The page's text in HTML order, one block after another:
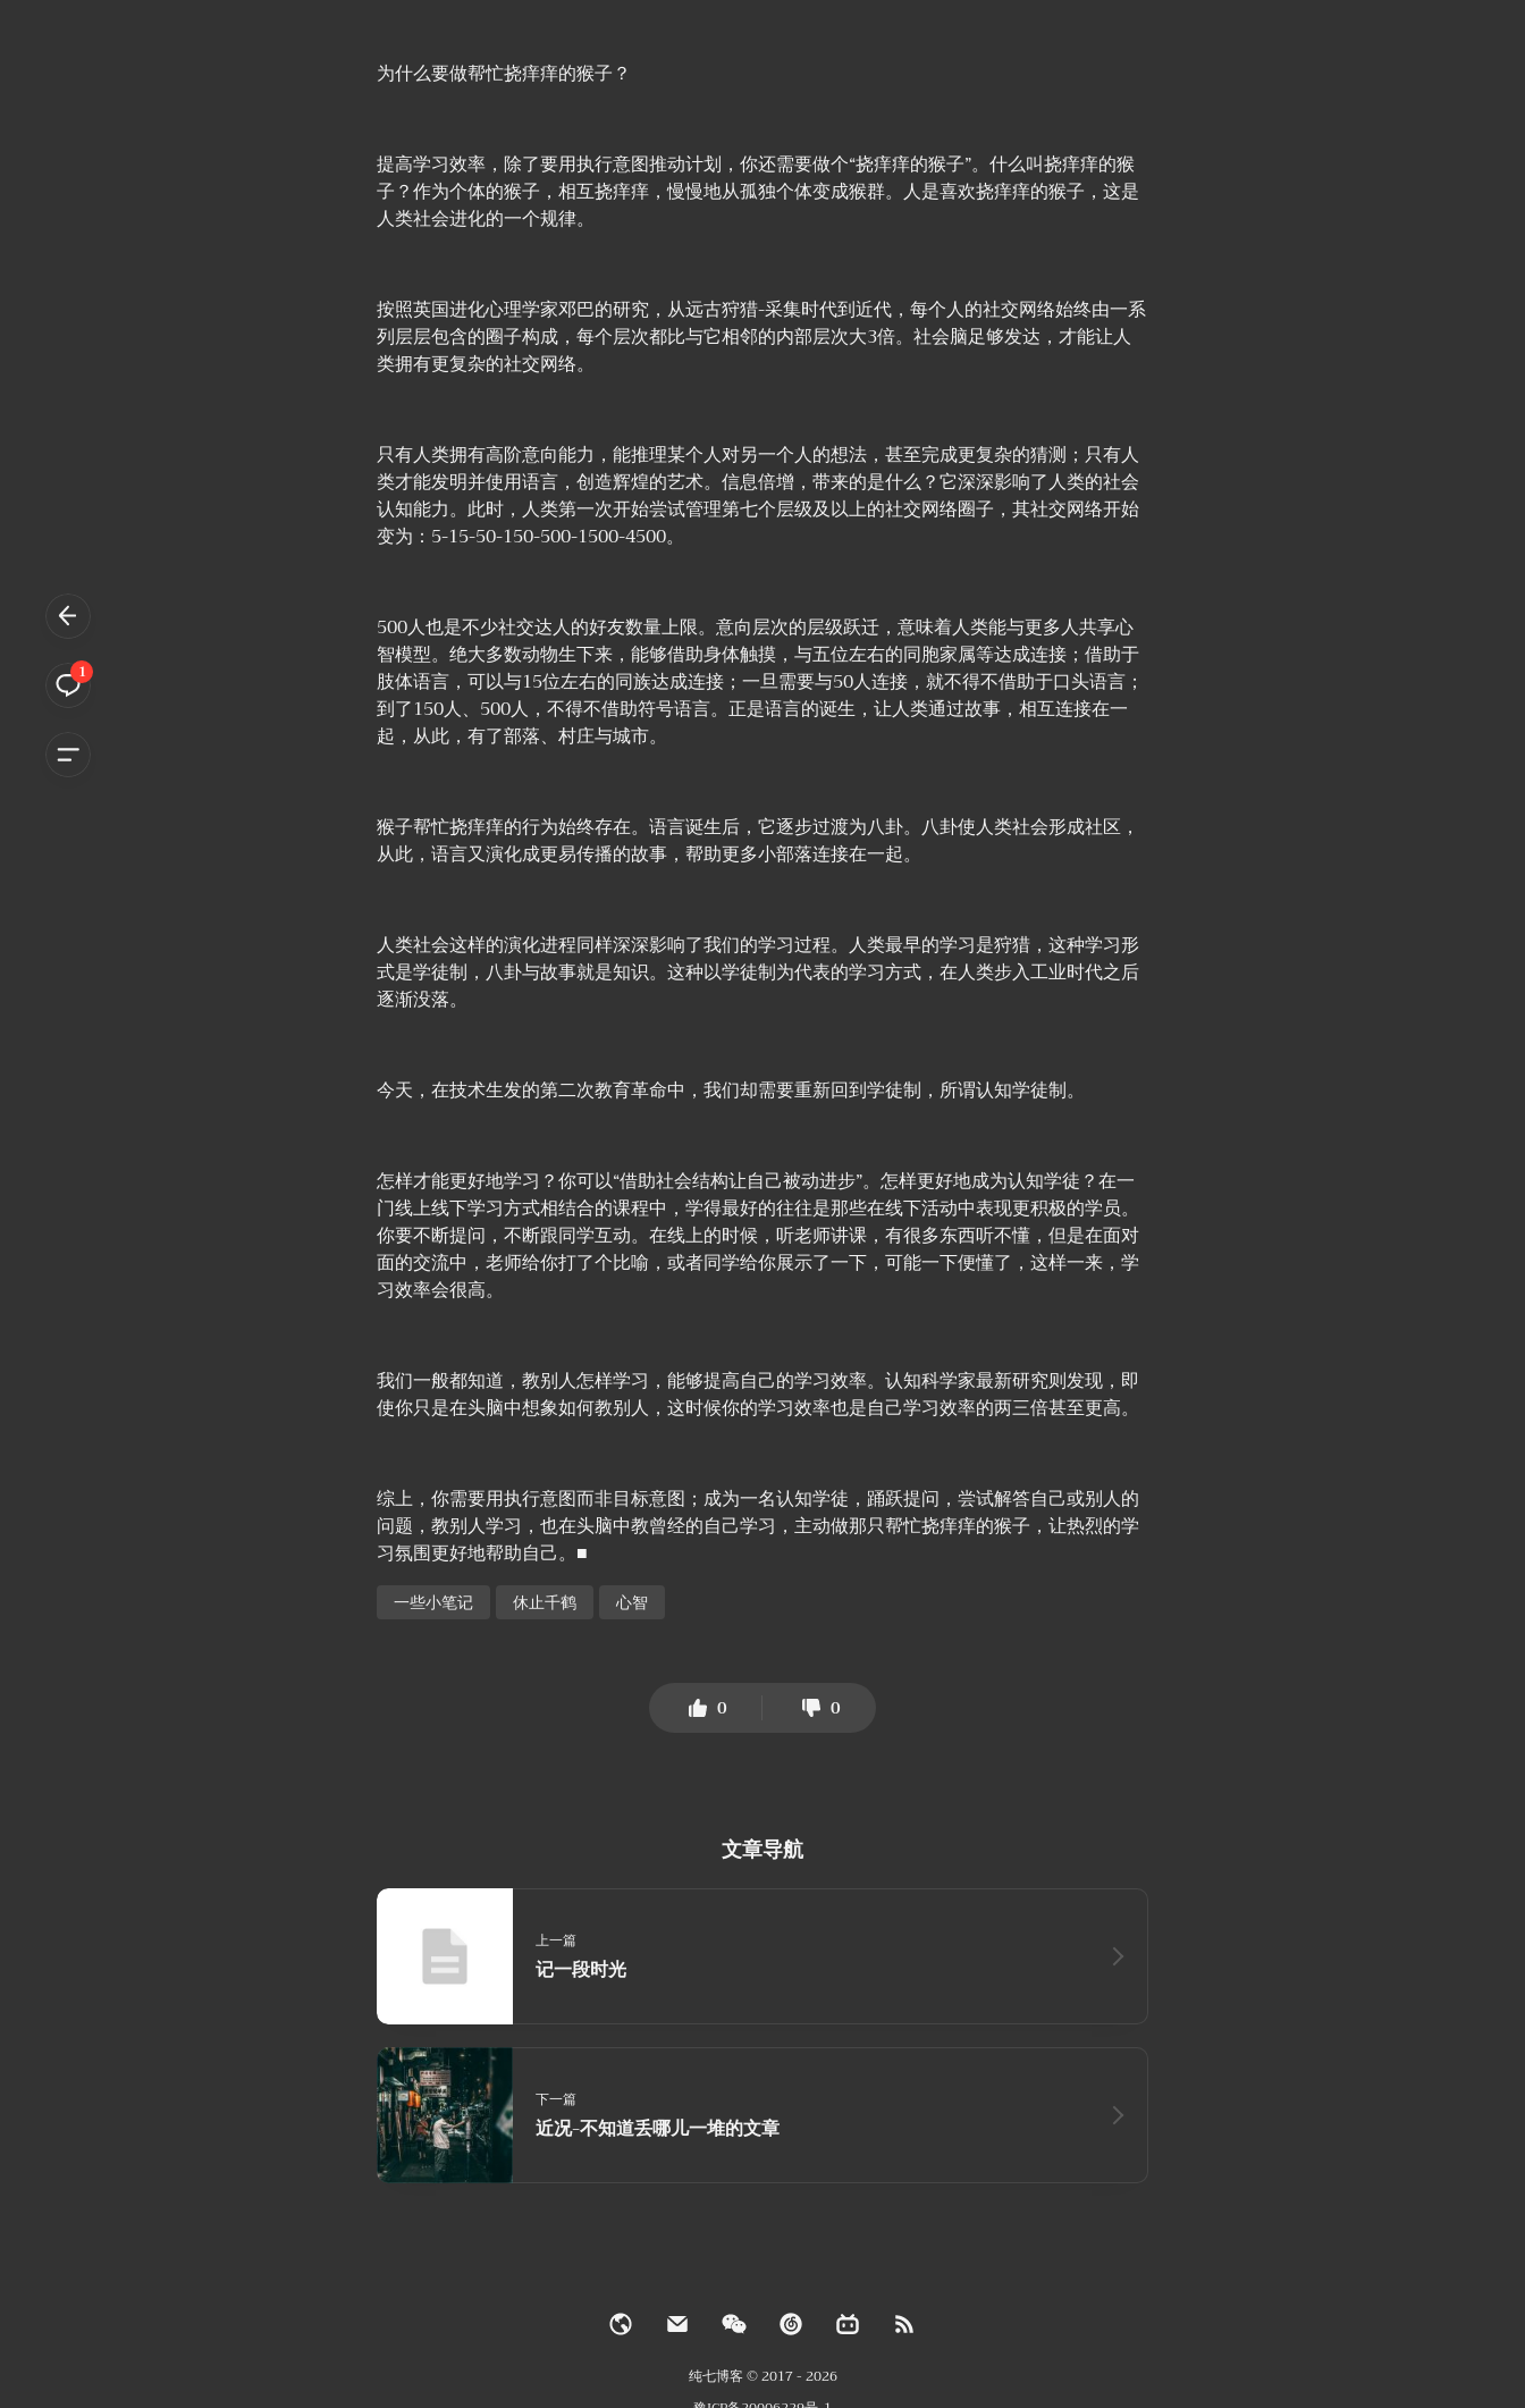
为什么要做帮忙挠痒痒的猴子？
提高学习效率，除了要用执行意图推动计划，你还需要做个“挠痒痒的猴子”。什么叫挠痒痒的猴
子？作为个体的猴子，相互挠痒痒，慢慢地从孤独个体变成猴群。人是喜欢挠痒痒的猴子，这是
人类社会进化的一个规律。
按照英国进化心理学家邓巴的研究，从远古狩猎-采集时代到近代，每个人的社交网络始终由一系
列层层包含的圈子构成，每个层次都比与它相邻的内部层次大3倍。社会脑足够发达，才能让人
类拥有更复杂的社交网络。
只有人类拥有高阶意向能力，能推理某个人对另一个人的想法，甚至完成更复杂的猜测；只有人
类才能发明并使用语言，创造辉煌的艺术。信息倍增，带来的是什么？它深深影响了人类的社会
认知能力。此时，人类第一次开始尝试管理第七个层级及以上的社交网络圈子，其社交网络开始
变为：5-15-50-150-500-1500-4500。
500人也是不少社交达人的好友数量上限。意向层次的层级跃迁，意味着人类能与更多人共享心
智模型。绝大多数动物生下来，能够借助身体触摸，与五位左右的同胞家属等达成连接；借助于
肢体语言，可以与15位左右的同族达成连接；一旦需要与50人连接，就不得不借助于口头语言；
到了150人、500人，不得不借助符号语言。正是语言的诞生，让人类通过故事，相互连接在一
起，从此，有了部落、村庄与城市。
猴子帮忙挠痒痒的行为始终存在。语言诞生后，它逐步过渡为八卦。八卦使人类社会形成社区，
从此，语言又演化成更易传播的故事，帮助更多小部落连接在一起。
人类社会这样的演化进程同样深深影响了我们的学习过程。人类最早的学习是狩猎，这种学习形
式是学徒制，八卦与故事就是知识。这种以学徒制为代表的学习方式，在人类步入工业时代之后
逐渐没落。
今天，在技术生发的第二次教育革命中，我们却需要重新回到学徒制，所谓认知学徒制。
怎样才能更好地学习？你可以“借助社会结构让自己被动进步”。怎样更好地成为认知学徒？在一
门线上线下学习方式相结合的课程中，学得最好的往往是那些在线下活动中表现更积极的学员。
你要不断提问，不断跟同学互动。在线上的时候，听老师讲课，有很多东西听不懂，但是在面对
面的交流中，老师给你打了个比喻，或者同学给你展示了一下，可能一下便懂了，这样一来，学
习效率会很高。
我们一般都知道，教别人怎样学习，能够提高自己的学习效率。认知科学家最新研究则发现，即
使你只是在头脑中想象如何教别人，这时候你的学习效率也是自己学习效率的两三倍甚至更高。
综上，你需要用执行意图而非目标意图；成为一名认知学徒，踊跃提问，尝试解答自己或别人的
问题，教别人学习，也在头脑中教曾经的自己学习，主动做那只帮忙挠痒痒的猴子，让热烈的学
习氛围更好地帮助自己。■
一些小笔记 休止千鹤 心智
0 0
文章导航
上一篇
记一段时光
下一篇
近况-不知道丢哪儿一堆的文章
纯七博客 © 2017 - 2026
1